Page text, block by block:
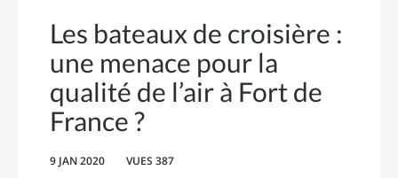
Les bateaux de croisière :
une menace pour la
qualité de l’air à Fort de
France ?
9 JAN 2020 VUES 387